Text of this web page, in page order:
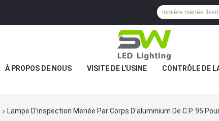
À PROPOS DE NOUS VISITE DE L'USINE CONTRÔLE DE
Lampe D'inspection Menée Par Corps D'aluminium De C.P. 95